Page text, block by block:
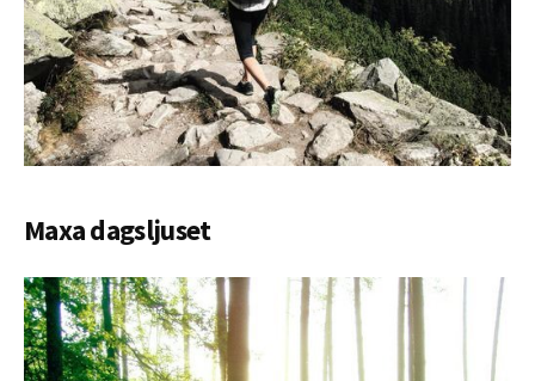
Maxa dagsljuset